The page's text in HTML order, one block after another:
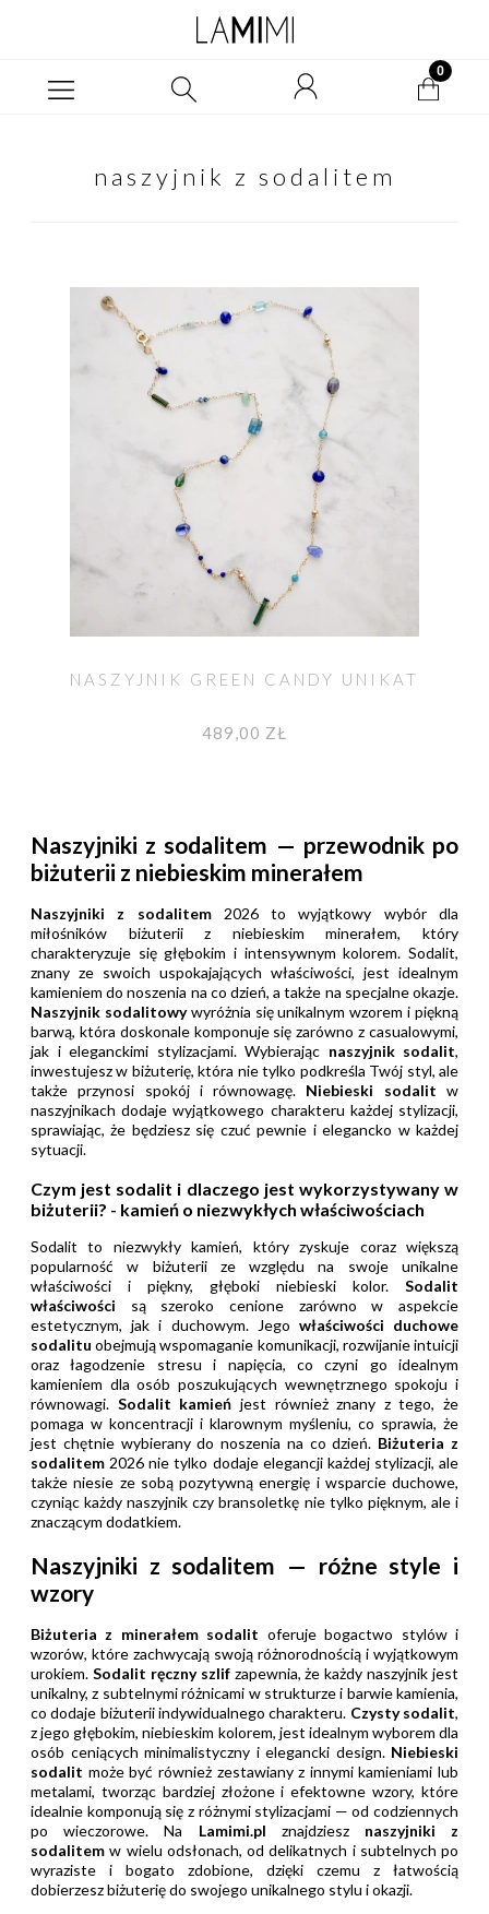
naszyjnik z sodalitem
NASZYJNIK GREEN CANDY UNIKAT
489,00 ZŁ
Naszyjniki z sodalitem — przewodnik po
biżuterii z niebieskim minerałem
Naszyjniki z sodalitem2026 to wyjątkowy wybór dla
miłośników biżuterii z niebieskim minerałem, który
charakteryzuje się głębokim i intensywnym kolorem. Sodalit,
znany ze swoich uspokajających właściwości, jest idealnym
kamieniem do noszenia na co dzień, a także na specjalne okazje.
Naszyjnik sodalitowywyróżnia się unikalnym wzorem i piękną
barwą, która doskonale komponuje się zarówno z casualowymi,
jak i eleganckimi stylizacjami. Wybierając naszyjnik sodalit,
inwestujesz w biżuterię, która nie tylko podkreśla Twój styl, ale
także przynosi spokój i równowagę. Niebieski sodalit w
naszyjnikach dodaje wyjątkowego charakteru każdej stylizacji,
sprawiając, że będziesz się czuć pewnie i elegancko w każdej
sytuacji.
Czym jest sodalit i dlaczego jest wykorzystywany w
biżuterii? - kamień o niezwykłych właściwościach
Sodalit to niezwykły kamień, który zyskuje coraz większą
popularność w biżuterii ze względu na swoje unikalne
właściwości i piękny, głęboki niebieski kolor. Sodalit
właściwości są szeroko cenione zarówno w aspekcie
estetycznym, jak i duchowym. Jego właściwości duchowe
sodalitu obejmują wspomaganie komunikacji, rozwijanie intuicji
oraz łagodzenie stresu i napięcia, co czyni go idealnym
kamieniem dla osób poszukujących wewnętrznego spokoju i
równowagi. Sodalit kamień jest również znany z tego, że
pomaga w koncentracji i klarownym myśleniu, co sprawia, że
jest chętnie wybierany do noszenia na co dzień. Biżuteria z
sodalitem 2026 nie tylko dodaje elegancji każdej stylizacji, ale
także niesie ze sobą pozytywną energię i wsparcie duchowe,
czyniąc każdy naszyjnik czy bransoletkę nie tylko pięknym, ale i
znaczącym dodatkiem.
Naszyjniki z sodalitem — różne style i
wzory
Biżuteria z minerałem sodalit oferuje bogactwo stylów i
wzorów, które zachwycają swoją różnorodnością i wyjątkowym
urokiem. Sodalit ręczny szlifzapewnia, że każdy naszyjnik jest
unikalny, z subtelnymi różnicami w strukturze i barwie kamienia,
co dodaje biżuterii indywidualnego charakteru. Czysty sodalit,
z jego głębokim, niebieskim kolorem, jest idealnym wyborem dla
osób ceniących minimalistyczny i elegancki design. Niebieski
sodalit może być również zestawiany z innymi kamieniami lub
metalami, tworząc bardziej złożone i efektowne wzory, które
idealnie komponują się z różnymi stylizacjami — od codziennych
po wieczorowe. Na
Lamimi.pl znajdziesz naszyjniki z
sodalitem w wielu odsłonach, od delikatnych i subtelnych po
wyraziste i bogato zdobione, dzięki czemu z łatwością
dobierzesz biżuterię do swojego unikalnego stylu i okazji.